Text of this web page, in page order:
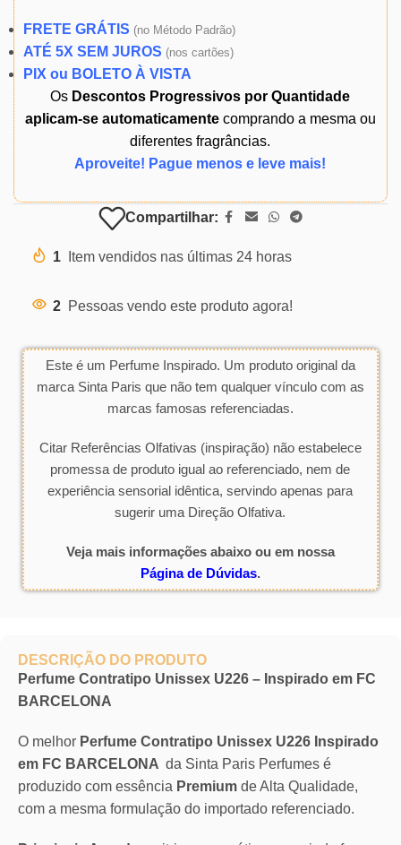
FRETE GRÁTIS (no Método Padrão)
ATÉ 5X SEM JUROS (nos cartões)
PIX ou BOLETO À VISTA
Os Descontos Progressivos por Quantidade
aplicam-se automaticamentecomprando a mesma ou
diferentes fragrâncias.
Aproveite! Pague menos e leve mais!
Compartilhar:
1 Item vendidos nas últimas 24 horas
2 Pessoas vendo este produto agora!
Este é um Perfume Inspirado. Um produto original da
marca Sinta Paris que não tem qualquer vínculo com as
marcas famosas referenciadas.
Citar Referências Olfativas (inspiração) não estabelece
promessa de produto igual ao referenciado, nem de
experiência sensorial idêntica, servindo apenas para
sugerir uma Direção Olfativa.
Veja mais informações abaixo ou em nossa
Página de Dúvidas.
DESCRIÇÃO DO PRODUTO
Perfume Contratipo Unissex U226 – Inspirado em FC
BARCELONA
O melhor Perfume Contratipo Unissex U226 Inspirado
em FC BARCELONA da Sinta Paris Perfumes é
produzido com essência Premium de Alta Qualidade,
com a mesma formulação do importado referenciado.